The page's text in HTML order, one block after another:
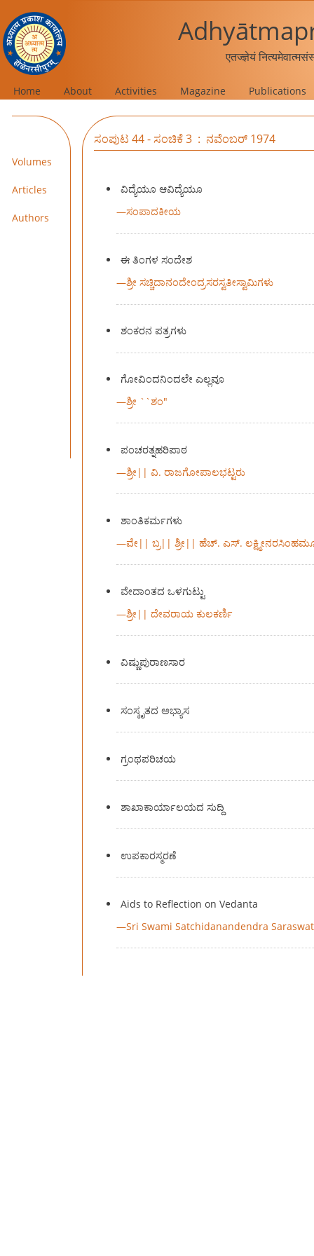
एतज्ज्ञेयं
Home About Activities Magazine Publications
Volumes
Articles
Authors
ಸಂಪುಟ 44 - ಸಂಚಿಕೆ 3 : ನವೆಂಬರ್ 1974
ವಿದ್ಯೆಯೂ ಆವಿದ್ಯೆಯೂ
—ಸಂಪಾದಕೀಯ
ಈ ತಿಂಗಳ ಸಂದೇಶ
—ಶ್ರೀ ಸಚ್ಚಿದಾನಂದೇಂದ್ರಸರಸ್ವತೀಸ್ವಾಮಿಗಳು
ಶಂಕರನ ಪತ್ರಗಳು
ಗೋವಿಂದನಿಂದಲೇ ಎಲ್ಲವೂ
—ಶ್ರೀ ``ಶಂ"
ಪಂಚರತ್ನಹರಿಪಾಠ
—ಶ್ರೀ|| ವಿ. ರಾಜಗೋಪಾಲಭಟ್ಟರು
ಶಾಂತಿಕರ್ಮಗಳು
—ವೇ|| ಬ್ರ|| ಶ್ರೀ|| ಹೆಚ್. ಎಸ್.
ವೇದಾಂತದ ಒಳಗುಟ್ಟು
—ಶ್ರೀ|| ದೇವರಾಯ ಕುಲಕರ್ಣಿ
ವಿಷ್ಣುಪುರಾಣಸಾರ
ಸಂಸ್ಕೃತದ ಅಭ್ಯಾಸ
ಗ್ರಂಥಪರಿಚಯ
ಶಾಖಾಕಾರ್ಯಾಲಯದ ಸುದ್ದಿ
ಉಪಕಾರಸ್ಮರಣೆ
Aids to Reflection on Vedanta
—Sri Swami Satchidanandendra